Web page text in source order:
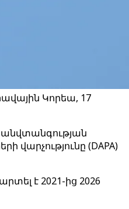
Կորեա, 17
անվտանգության
(DAPA)
է 2021-ից 2026